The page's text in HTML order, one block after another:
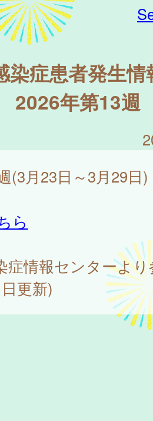
染症患者発生情
2026年第13週
(3月23日～3月29日)
ら
症情報センターよ
更新)